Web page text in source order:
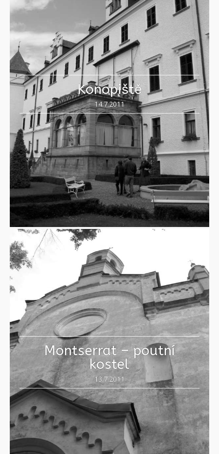
Konopiště
14.7.2011
Montserrat – poutní
kostel
13.7.2011